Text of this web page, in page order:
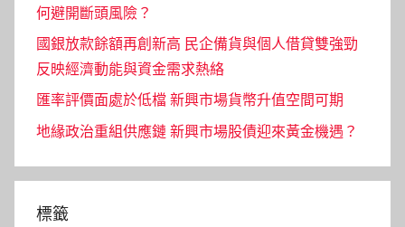
何避開斷頭風險？
國銀放款餘額再創新高 民企備貨與個人借貸雙強勁
反映經濟動能與資金需求熱絡
匯率評價面處於低檔 新興市場貨幣升值空間可期
地緣政治重組供應鏈 新興市場股債迎來黃金機遇？
標籤